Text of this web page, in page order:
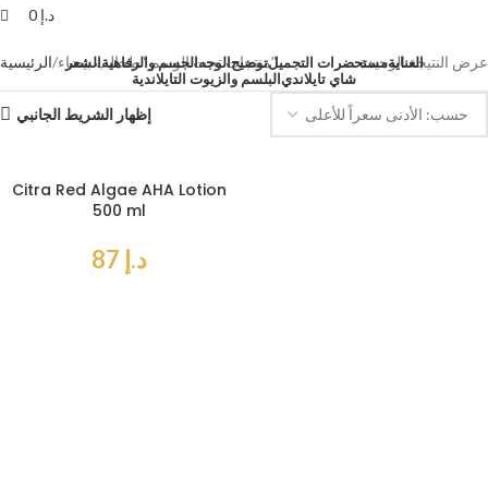
د.إ
الشعرالجسم والرفاهيةالوجهتوضيحمستحضرات التجميلالعناية
البلسم والزيوت التايلانديةشاي تايلاندي
الرئيسية منتجات تحت الوسم “طحالب بيضاء” عرض النتيجة الوحيدة
إظهار الشريط الجانبي
Citra Red Algae AHA Lotion
500 ml
د.إ